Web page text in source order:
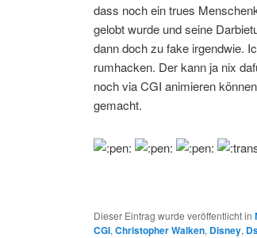
dass noch ein trues
gelobt wurde und seine
dann doch zu fake irgendwie.
rumhacken. Der kann ja nix
noch via CGI animieren
gemacht.
Dieser Eintrag wurde veröffentlicht in
CGI, Christopher Walken, Disney,